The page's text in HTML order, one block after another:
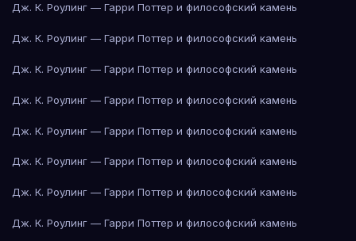
Дж. К. Роулинг — Гарри Поттер и философский камень
Дж. К. Роулинг — Гарри Поттер и философский камень
Дж. К. Роулинг — Гарри Поттер и философский камень
Дж. К. Роулинг — Гарри Поттер и философский камень
Дж. К. Роулинг — Гарри Поттер и философский камень
Дж. К. Роулинг — Гарри Поттер и философский камень
Дж. К. Роулинг — Гарри Поттер и философский камень
Дж. К. Роулинг — Гарри Поттер и философский камень